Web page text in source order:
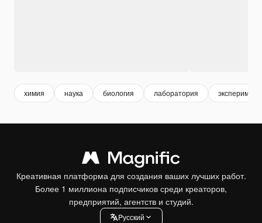
химия наука биология лаборатория эксперимент
Креативная платформа для создания ваших лучших работ.
Более 1 миллиона подписчиков среди креаторов,
предприятий, агентств и студий.
Pусский